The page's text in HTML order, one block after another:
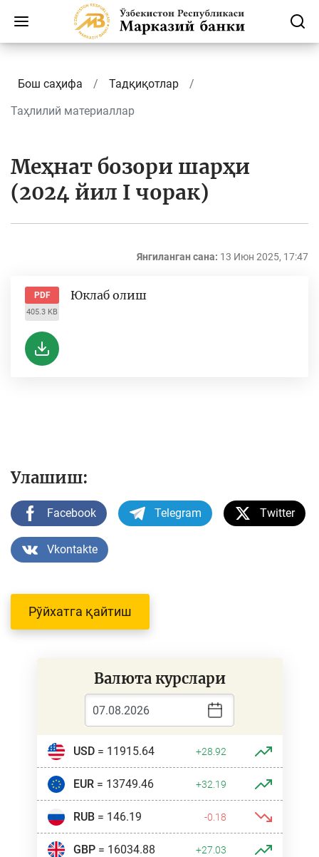
Бош саҳифа
Тадқиқотлар
Таҳлилий материаллар
Меҳнат бозори шарҳи
(2024 йил I чорак)
Янгиланган сана: 13 Июн 2025, 17:47
PDF
405.3 KB
Юклаб олиш
Улашиш:
Facebook Telegram Twitter
Vkontakte
Рўйхатга қайтиш
Валюта курслари
USD= 11915.64 +28.92
EUR= 13749.46 +32.19
RUB= 146.19 -0.18
GBP= 16034.88 +27.03